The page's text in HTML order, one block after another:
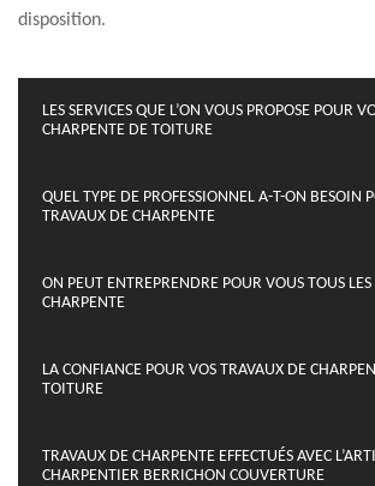
disposition.
LES SERVICES QUE L’ON VOUS PROPOSE POUR
CHARPENTE DE TOITURE
QUEL TYPE DE PROFESSIONNEL A-T-ON BESOIN
TRAVAUX DE CHARPENTE
ON PEUT ENTREPRENDRE POUR VOUS TOUS
CHARPENTE
LA CONFIANCE POUR VOS TRAVAUX DE
TOITURE
TRAVAUX DE CHARPENTE EFFECTUÉS AVEC
CHARPENTIER BERRICHON COUVERTURE